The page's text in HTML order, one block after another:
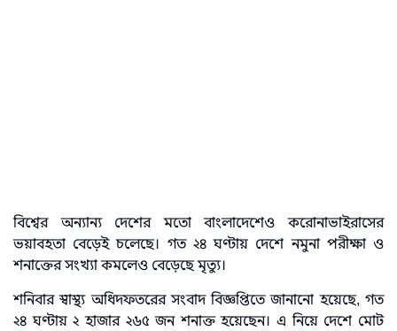
বিশ্বের অন্যান্য দেশের মতো বাংলাদেশেও করোনাভাইরাসের
ভয়াবহতা বেড়েই চলেছে। গত ২৪ ঘণ্টায় দেশে নমুনা পরীক্ষা ও
শনাক্তের সংখ্যা কমলেও বেড়েছে মৃত্যু।
শনিবার স্বাস্থ্য অধিদফতরের সংবাদ বিজ্ঞপ্তিতে জানানো হয়েছে, গত
২৪ ঘণ্টায় ২ হাজার ২৬৫ জন শনাক্ত হয়েছেন। এ নিয়ে দেশে মোট